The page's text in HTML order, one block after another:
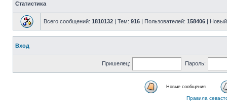
Статистика
Всего сообщений: 1810132 | Тем: 916 | Пользователей: 158406 |
Вход
Пришелец: Пароль:
Новые сообщения
Правила